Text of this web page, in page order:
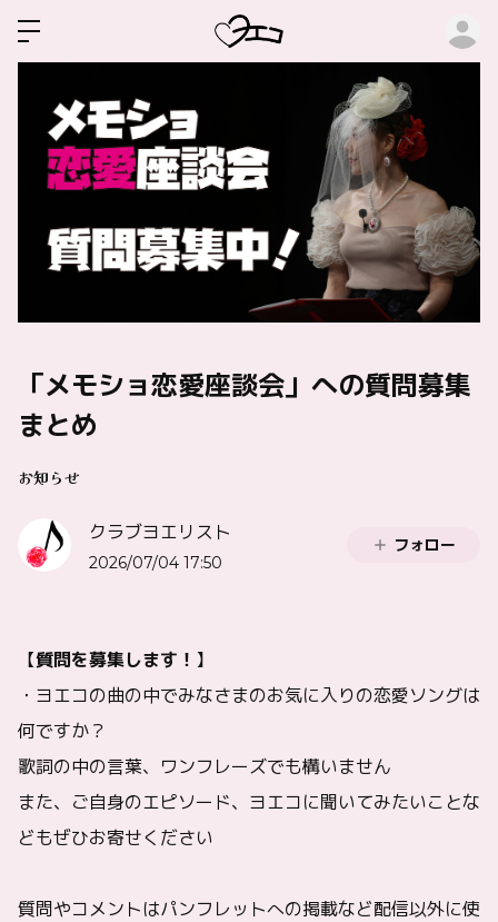
「メモショ恋愛座談会」への質問募集
まとめ
お知らせ
クラブヨエリスト
2026/07/04 17:50
フォロー
【質問を募集します！ 】
・ヨエコの曲の中でみなさまのお気に入りの恋愛ソングは
何ですか？
歌詞の中の言葉、ワンフレーズでも構いません
また、ご自身のエピソード、ヨエコに聞いてみたいことな
どもぜひお寄せください
質問やコメントはパンフレットへの掲載など配信以外に使